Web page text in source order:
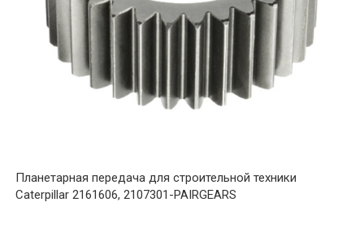
Планетарная передача для строительной техники
Caterpillar 2161606, 2107301-PAIRGEARS